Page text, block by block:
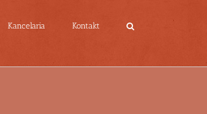
Kancelaria Kontakt